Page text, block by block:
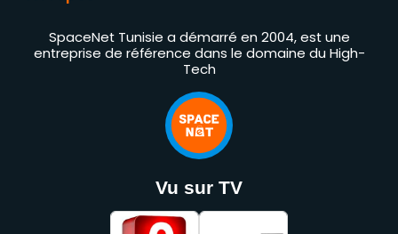
SpaceNet Tunisie a démarré en 2004, est une
entreprise de référence dans le domaine du High-
Tech
Vu sur TV